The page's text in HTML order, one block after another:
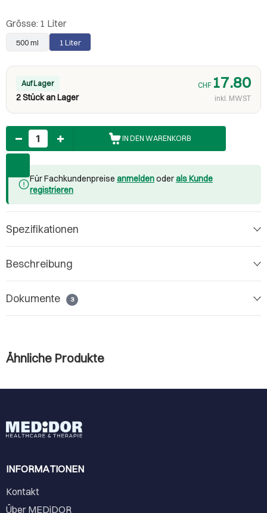
Grösse: 1 Liter
500 ml 1 Liter
Auf Lager
2 Stück an Lager
CHF 17.80
inkl. MWST
Anzahl
IN DEN WARENKORB
Für Fachkundenpreise anmeldenoderals Kunde
registrieren
Spezifikationen
Beschreibung
Dokumente 3
Ähnliche Produkte
INFORMATIONEN
Kontakt
Über MEDiDOR